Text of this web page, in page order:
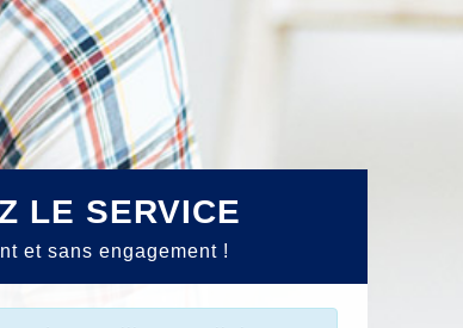
LE SERVICE
et sans engagement !